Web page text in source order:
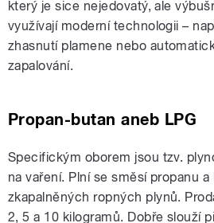
který je sice nejedovatý, ale
využívají moderní technologii –
zhasnutí plamene nebo
zapalování.
Propan-butan aneb LPG
Specifickým oborem jsou tzv.
na vaření. Plní se směsí propanu
zkapalněných ropných plynů.
2, 5 a 10 kilogramů. Dobře slouží